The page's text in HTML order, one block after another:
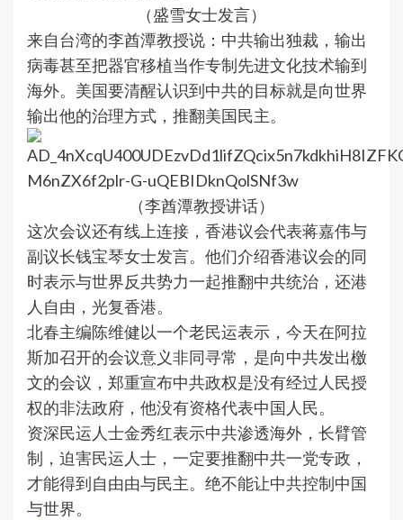
（盛雪女士发言）
来自台湾的李酋潭教授说：中共输出独裁，输出
病毒甚至把器官移植当作专制先进文化技术输到
海外。美国要清醒认识到中共的目标就是向世界
输出他的治理方式，推翻美国民主。
（李酋潭教授讲话）
这次会议还有线上连接，香港议会代表蒋嘉伟与
副议长钱宝琴女士发言。他们介绍香港议会的同
时表示与世界反共势力一起推翻中共统治，还港
人自由，光复香港。
北春主编陈维健以一个老民运表示，今天在阿拉
斯加召开的会议意义非同寻常，是向中共发出檄
文的会议，郑重宣布中共政权是没有经过人民授
权的非法政府，他没有资格代表中国人民。
资深民运人士金秀红表示中共渗透海外，长臂管
制，迫害民运人士，一定要推翻中共一党专政，
才能得到自由由与民主。绝不能让中共控制中国
与世界。